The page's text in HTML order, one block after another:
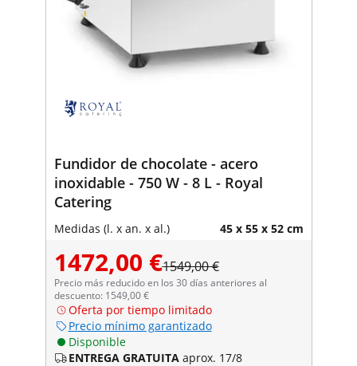
Fundidor de chocolate - acero
inoxidable - 750 W - 8 L - Royal
Catering
Medidas (l. x an. x al.) 45 x 55 x 52 cm
1472,00 €1549,00 €
Precio más reducido en los 30 días anteriores al
descuento: 1549,00 €
Oferta por tiempo limitado
Precio mínimo garantizado
Disponible
ENTREGA GRATUITA aprox. 17/8